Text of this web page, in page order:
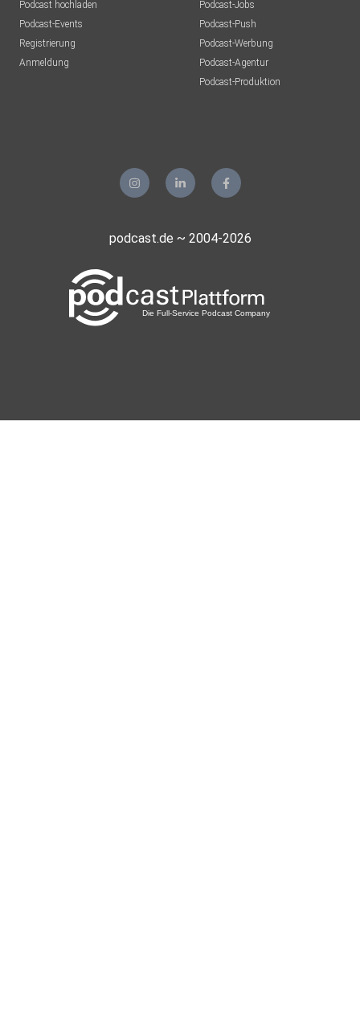
Podcast hochladen
Podcast-Events
Registrierung
Anmeldung
Podcast-Jobs
Podcast-Push
Podcast-Werbung
Podcast-Agentur
Podcast-Produktion
podcast.de ~ 2004-2026